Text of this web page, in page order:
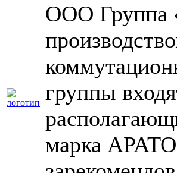
ООО Группа
группы
марка